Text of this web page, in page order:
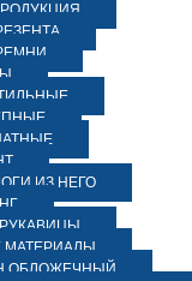
ИЗ НЕГО
ОБЛОЖЕЧНЫЙ